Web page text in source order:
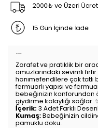
2000₺ ve Üzeri
15 Gün İçinde İade
Zarafet ve pratiklik bir
omuzlarındaki sevimli
hanımefendilere çok
fermuarlı yapısı ve
bebeğinizin konforundan
giydirme kolaylığı sağlar.
İçerik:3 Adet Farklı
Kumaş:Bebeğinizin
pamuklu doku.